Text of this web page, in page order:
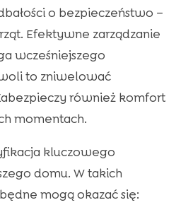
o bezpieczeństwo –
Efektywne zarządzanie
wcześniejszego
to zniwelować
również komfort
momentach.
kluczowego
domu. W takich
mogą okazać się: